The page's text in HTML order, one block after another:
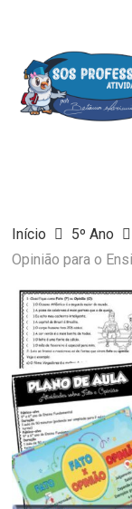
content
Início 5º Ano
Opinião para o